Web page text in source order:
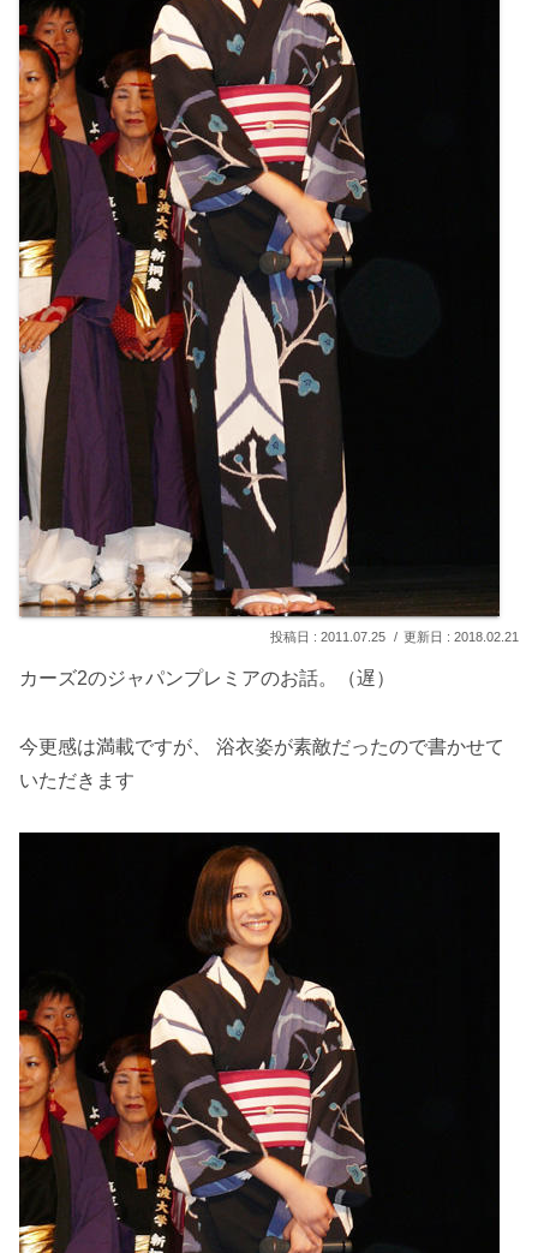
2011.07.25 2018.02.21
カーズ2のジャパンプレミアのお話。（遅）
今更感は満載ですが、 浴衣姿が素敵だったので書かせて
いただきます